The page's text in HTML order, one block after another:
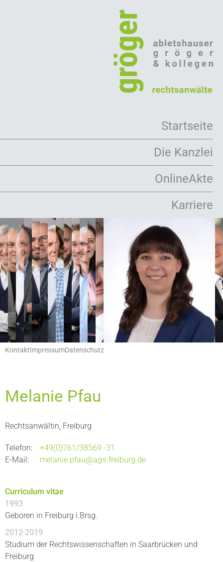
Servicemenu
KontaktImpressumDatenschutz
Hauptnavigation
Startseite
Die Kanzlei
Arbeitsweise
Mandanten
Leistungen
OnlineAkte
Karriere
Melanie Pfau
Rechtsanwältin, Freiburg
Telefon
+49(0)761/38569 -31
E-Mail
melanie.pfau@ags-freiburg.de
Curriculum vitae
1993
Geboren in Freiburg i.Brsg.
2012-2019
Studium der Rechtswissenschaften in Saarbrücken und
Freiburg